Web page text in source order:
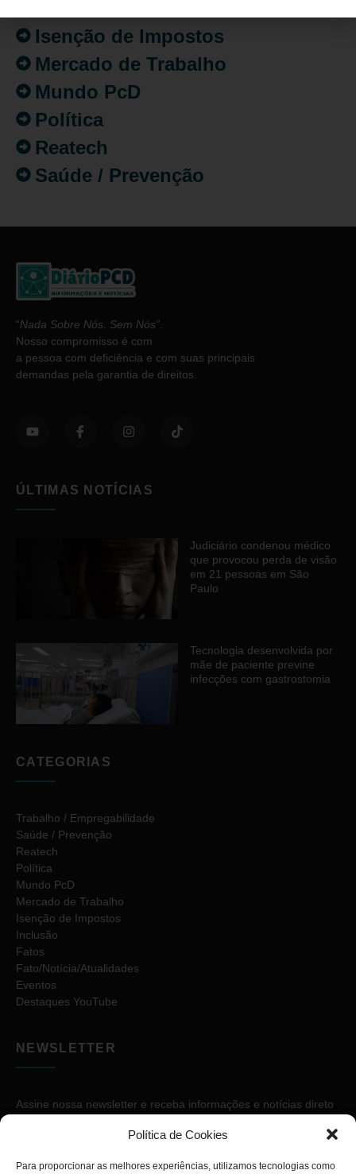
Política de Cookies
Para proporcionar as melhores experiências, utilizamos tecnologias como
Isenção de Impostos
Mercado de Trabalho
Mundo PcD
Política
Reatech
Saúde / Prevenção
“Nada Sobre Nós. Sem Nós”
Nosso compromisso é com
a pessoa com deficiência e com suas principais
demandas pela garantia de direitos.
ÚLTIMAS NOTÍCIAS
Judiciário condenou médico
que provocou perda de visão
em 21 pessoas em São
Paulo
Tecnologia desenvolvida por
mãe de paciente previne
infecções com gastrostomia
CATEGORIAS
Trabalho / Empregabilidade
Saúde / Prevenção
Reatech
Política
Mundo PcD
Mercado de Trabalho
Isenção de Impostos
Inclusão
Fatos
Fato/Notícia/Atualidades
Eventos
Destaques YouTube
NEWSLETTER
Assine nossa newsletter e receba informações e notícias direto